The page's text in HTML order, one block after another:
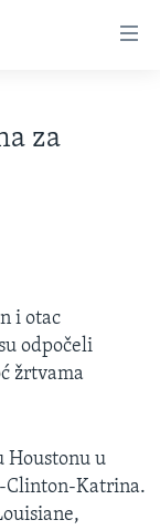
za
i otac
odpočeli
žrtvama
Houstonu u
Clinton-Katrina.